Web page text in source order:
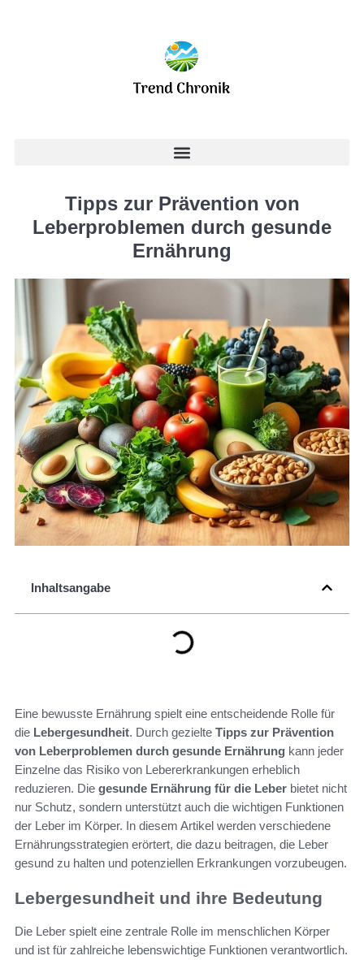
Tipps zur Prävention von
Leberproblemen durch gesunde
Ernährung
Inhaltsangabe
Eine bewusste Ernährung spielt eine entscheidende Rolle für
die Lebergesundheit. Durch gezielte Tipps zur Prävention
von Leberproblemen durch gesunde Ernährung kann jeder
Einzelne das Risiko von Lebererkrankungen erheblich
reduzieren. Die gesunde Ernährung für die Leber bietet nicht
nur Schutz, sondern unterstützt auch die wichtigen Funktionen
der Leber im Körper. In diesem Artikel werden verschiedene
Ernährungsstrategien erörtert, die dazu beitragen, die Leber
gesund zu halten und potenziellen Erkrankungen vorzubeugen.
Lebergesundheit und ihre Bedeutung
Die Leber spielt eine zentrale Rolle im menschlichen Körper
und ist für zahlreiche lebenswichtige Funktionen verantwortlich.